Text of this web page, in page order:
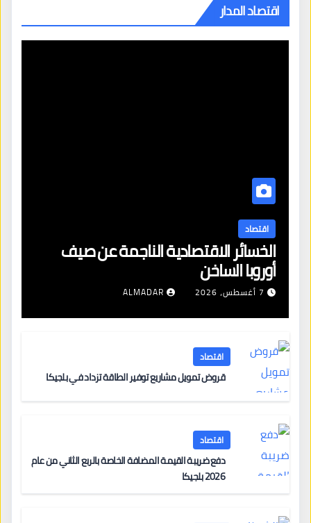
اقتصاد المدار
اقتصاد
الخسائر الاقتصادية الناجمة عن صيف
أوروبا الساخن
7 أغسطس، 2026 ALMADAR
اقتصاد
قروض تمويل مشاريع توفير الطاقة تزداد في بلجيكا
اقتصاد
دفع ضريبة القيمة المضافة الخاصة بالربع الثاني من عام
2026 بلجيكا